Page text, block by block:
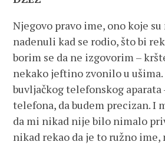
Njegovo pravo ime, ono koje
nadenuli kad se rodio, što bi
borim se da ne izgovorim –
nekako jeftino zvonilo u
buvljačkog telefonskog aparata
telefona, da budem precizan. I
da mi nikad nije bilo nimalo
nikad rekao da je to ružno